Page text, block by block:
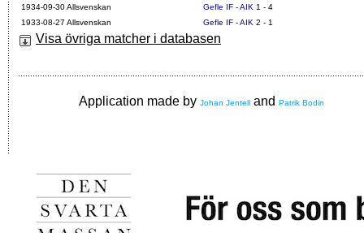
1934-09-30 Allsvenskan
Gefle IF - AIK 1 - 4
1933-08-27 Allsvenskan
Gefle IF - AIK 2 - 1
Visa övriga matcher i databasen
Application made by Johan Jentell and Patrik Bodin